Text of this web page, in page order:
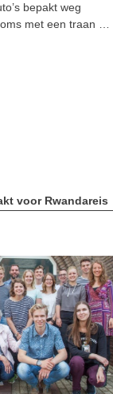
bepakt weg
met een traan …
voor Rwandareis